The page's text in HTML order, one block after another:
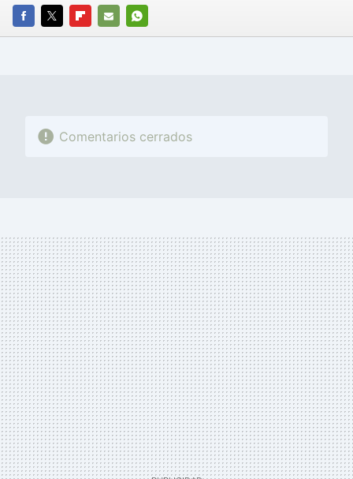
FACEBOOK
TWITTERFLIPBOARD
E-
WHATSAPP
Comentarios cerrados